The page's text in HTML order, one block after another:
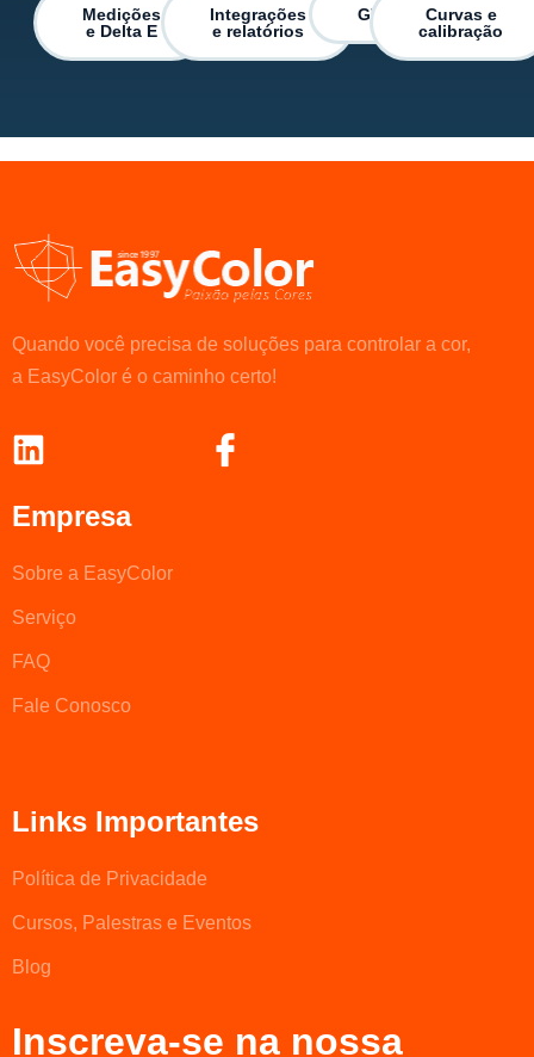
Medições
e Delta E
Integrações
e relatórios
G7
Curvas e
calibração
Quando você precisa de soluções para controlar a cor,
a EasyColor é o caminho certo!
Empresa
Sobre a EasyColor
Serviço
FAQ
Fale Conosco
Links Importantes
Política de Privacidade
Cursos, Palestras e Eventos
Blog
Inscreva-se na nossa